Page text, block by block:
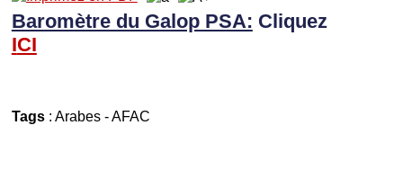
Baromètre du Galop PSA: Cliquez
ICI
Tags: Arabes-AFAC